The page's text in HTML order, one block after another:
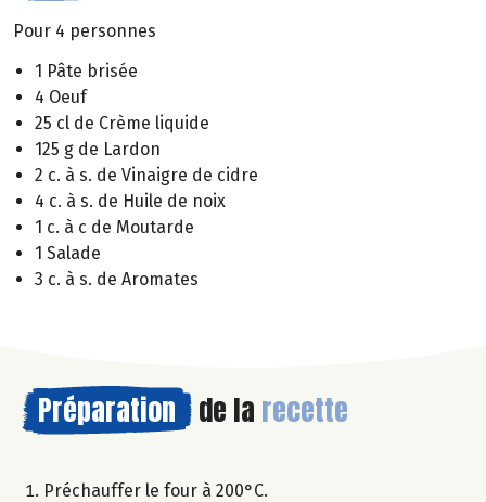
Pour 4 personnes
1 Pâte brisée
4 Oeuf
25 cl de Crème liquide
125 g de Lardon
2 c. à s. de Vinaigre de cidre
4 c. à s. de Huile de noix
1 c. à c de Moutarde
1 Salade
3 c. à s. de Aromates
Préparation de la recette
Préchauffer le four à 200°C.